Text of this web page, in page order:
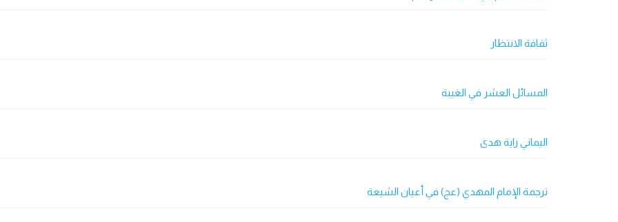
ثقافة الانتظار
المسائل العشر في الغيبة
اليماني راية هدى
ترجمة الإمام المهدي (عج) في أعيان الشيعة